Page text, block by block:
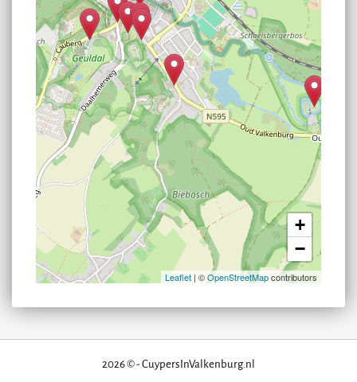
+
−
Leaflet | ©OpenStreetMapcontributors
2026 © - CuypersInValkenburg.nl